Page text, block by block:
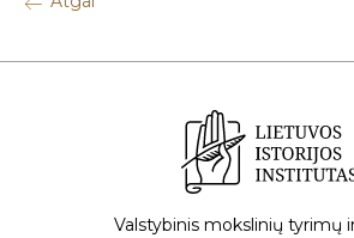
Valstybinis mokslinių tyrimų